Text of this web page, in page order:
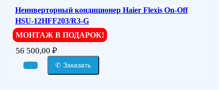
Неинверторный кондиционер Haier Flexis On-Off
HSU-12HFF203/R3-G
МОНТАЖ В ПОДАРОК!
56 500,00 ₽
✆ Заказать